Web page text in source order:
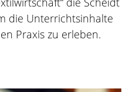
die Unterrichtsinhalte
Praxis zu erleben.